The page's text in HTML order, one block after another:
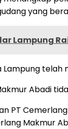
yang
Lampung
telah
Abadi
PT
Makmur